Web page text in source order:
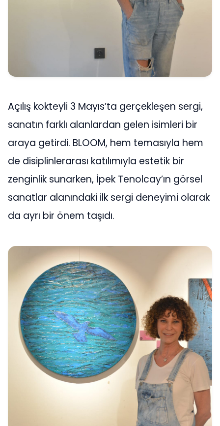
Açılış kokteyli 3 Mayıs’ta gerçekleşen sergi,
sanatın farklı alanlardan gelen isimleri bir
araya getirdi. BLOOM, hem temasıyla hem
de disiplinlerarası katılımıyla estetik bir
zenginlik sunarken, İpek Tenolcay’ın görsel
sanatlar alanındaki ilk sergi deneyimi olarak
da ayrı bir önem taşıdı.